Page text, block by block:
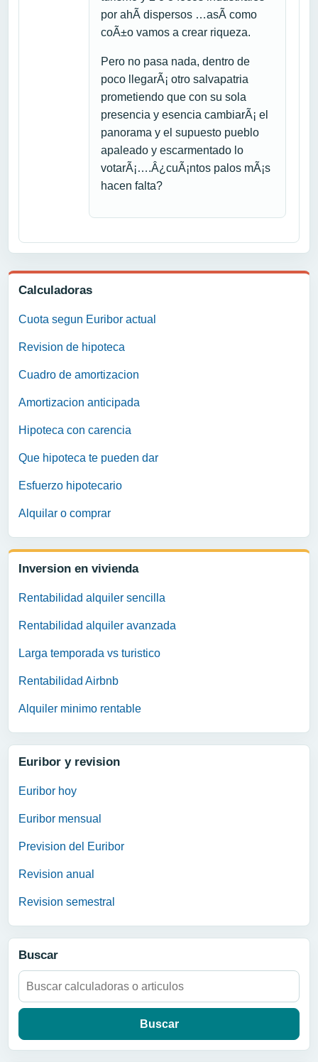
Calculadoras
Cuota segun Euribor actual
Revision de hipoteca
Cuadro de amortizacion
Amortizacion anticipada
Hipoteca con carencia
Que hipoteca te pueden dar
Esfuerzo hipotecario
Alquilar o comprar
Inversion en vivienda
Rentabilidad alquiler sencilla
Rentabilidad alquiler avanzada
Larga temporada vs turistico
Rentabilidad Airbnb
Alquiler minimo rentable
Euribor y revision
Euribor hoy
Euribor mensual
Prevision del Euribor
Revision anual
Revision semestral
Buscar
Buscar:
por ahÃ­ dispersos …asÃ­ como
coÃ±o vamos a crear riqueza.
Pero no pasa nada, dentro de
poco llegarÃ¡ otro salvapatria
prometiendo que con su sola
presencia y esencia cambiarÃ¡ el
panorama y el supuesto pueblo
apaleado y escarmentado lo
votarÃ¡….Â¿cuÃ¡ntos palos mÃ¡s
hacen falta?